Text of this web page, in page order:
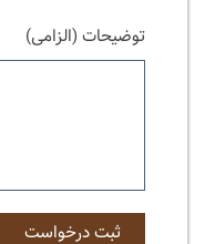
توضیحات (الزامی)